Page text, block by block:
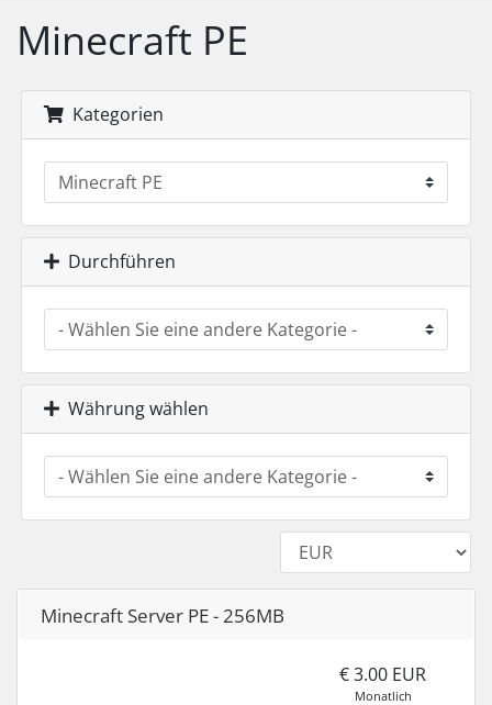
Minecraft PE
Kategorien
Durchführen
Währung wählen
Minecraft Server PE - 256MB
€ 3.00 EUR
Monatlich